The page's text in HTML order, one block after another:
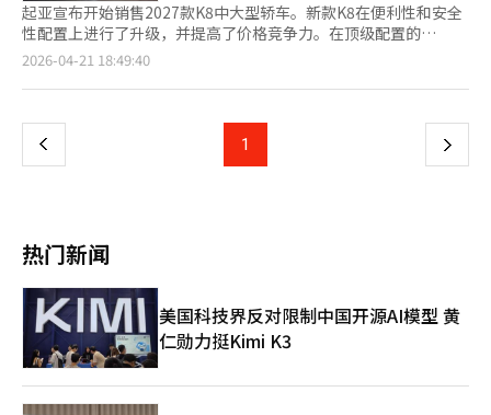
起亚宣布开始销售2027款K8中大型轿车。新款K8在便利性和安全
性配置上进行了升级，并提高了价格竞争力。在顶级配置的
Signature车型中，标配了抬头显示器，以提高安全性和便利性。
（ADAS），提供更安全便捷的驾驶体验。高速公路驾驶辅助2、基
Selection车型还增加了盲区碰撞预防辅助、后方交叉碰撞预防辅
助和安全下车辅助。K8在2024年8月进行了产品改进，增加了预览
签约并在6月内交车的客户将获得30万起亚会员积分。由于个别消
费税优惠将在6月底结束，未能在6月内交车的客户将获得70万韩
元的补偿。此外，提供最低2.9%的利率，并在分期付款结束后再
购新车时，保证二手车残值最高达70%。起亚相关人士表
示：“2027款K8作为起亚的标志性轿车，进一步增强了客户能够
实际感受到的高端价值。”
2026-04-21 18:49:40
上
页
1 下
热门新闻
美国科技界反对限制中国开源AI模型 黄
仁勋力挺Kimi K3